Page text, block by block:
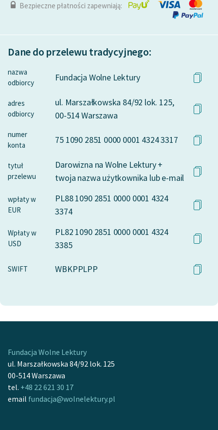
Bezpieczne płatności zapewniają:
Dane do przelewu tradycyjnego:
nazwa
odbiorcy
Fundacja Wolne Lektury
adres
odbiorcy
ul. Marszałkowska 84/92 lok. 125,
00-514 Warszawa
numer
konta
75 1090 2851 0000 0001 4324 3317
tytuł
przelewu
Darowizna na Wolne Lektury +
twoja nazwa użytkownika lub e-mail
wpłaty w
EUR
PL88 1090 2851 0000 0001 4324
3374
Wpłaty w
USD
PL82 1090 2851 0000 0001 4324
3385
SWIFT WBKPPLPP
Fundacja Wolne Lektury
ul. Marszałkowska 84/92 lok. 125
00-514 Warszawa
tel. +48 22 621 30 17
email fundacja@wolnelektury.pl